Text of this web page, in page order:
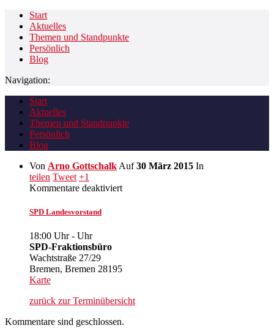
Start
Aktuelles
Themen und Standpunkte
Persönlich
Blog
Navigation:
Start
Aktuelles
Themen und Standpunkte
Persönlich
Blog
Von Arno Gottschalk Auf30 März 2015 In
teilen Tweet +1
Kommentare deaktiviertfür
SPD Landesvorstand
18:00 Uhr- Uhr
SPD-Fraktionsbüro
Wachtstraße 27/29
Bremen, Bremen 28195
KarteSPD-
zurück zur Terminübersicht
Kommentare sind geschlossen.